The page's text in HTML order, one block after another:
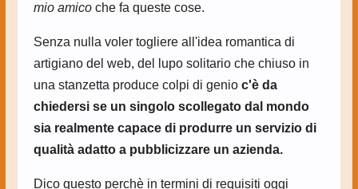
mio amicoche fa queste cose.
Senza nulla voler togliere all'idea romantica di
artigiano del web, del lupo solitario che chiuso in
una stanzetta produce colpi di genio c'è da
chiedersi se un singolo scollegato dal mondo
sia realmente capace di produrre un servizio di
qualità adatto a pubblicizzare un azienda.
Dico questo perchè in termini di requisiti oggi